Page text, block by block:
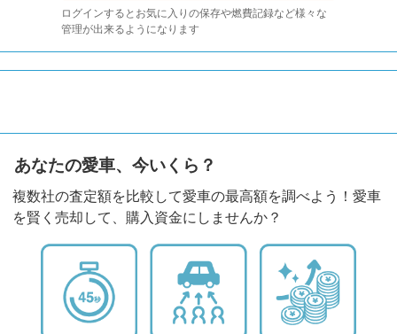
ログインするとお気に入りの保存や燃費記録など様々な
管理が出来るようになります
あなたの愛車、今いくら？
複数社の査定額を比較して愛車の最高額を調べよう！愛車
を賢く売却して、購入資金にしませんか？